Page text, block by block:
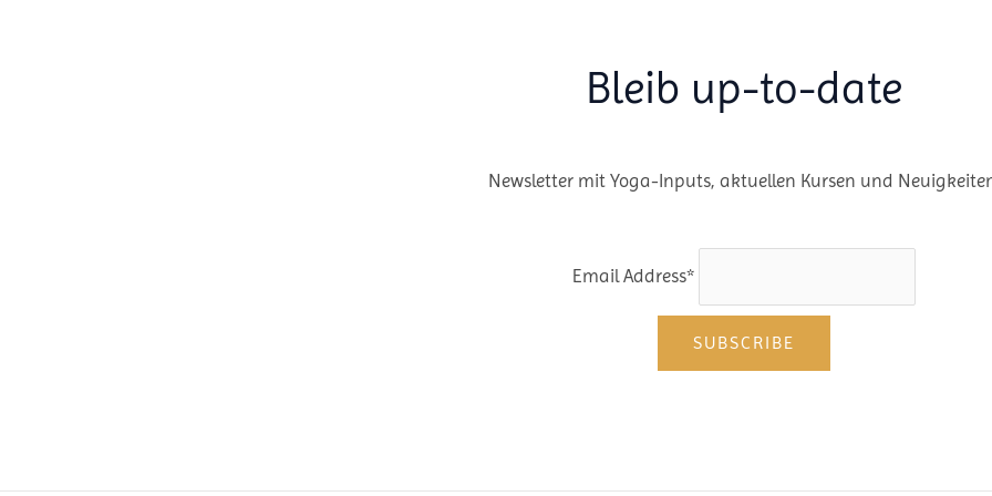
Bleib up-to-date
Newsletter mit Yoga-Inputs, aktuellen Kursen und
Email Address*